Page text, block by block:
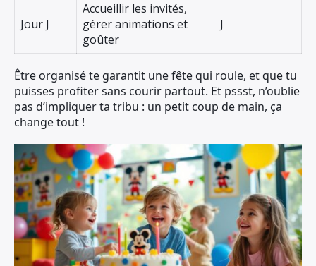
Jour J
Accueillir les invités,
gérer animations et
goûter
J
Être organisé te garantit une fête qui roule, et que tu
puisses profiter sans courir partout. Et pssst, n’oublie
pas d’impliquer ta tribu : un petit coup de main, ça
change tout !